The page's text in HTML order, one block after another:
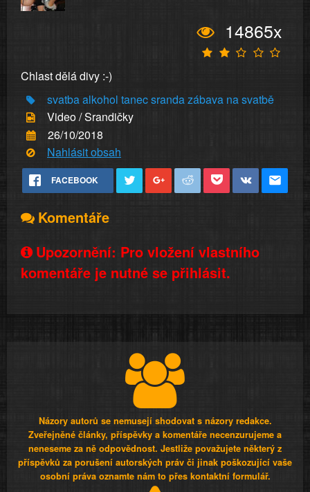
14865x
Chlast dělá divy :-)
svatbaalkohol tanecsrandazábava na svatbě
Video / Srandičky
26/10/2018
Nahlásit obsah
FACEBOOK
Komentáře
Upozornění: Pro vložení vlastního
komentáře je nutné se přihlásit.
Názory autorů se nemusejí shodovat s názory redakce.
Zveřejněné články, příspěvky a komentáře necenzurujeme a
neneseme za ně odpovědnost. Jestliže považujete některý z
příspěvků za porušení autorských práv či jinak poškozující vaše
osobní práva oznamte nám to přes kontaktní formulář.